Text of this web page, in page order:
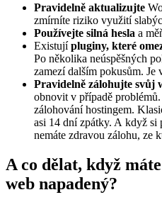
Pravidelně aktualizujte
zmírníte riziko využití
Používejte silná hesla a
Existujípluginy, které
Po několika neúspěšných
zamezí dalším pokusům. Je
Pravidelně zálohujte svůj
obnovit v případě
zálohování hostingem.
asi 14 dní zpátky. A když si
nemáte zdravou zálohu, ze
A co dělat, když
web napadený?